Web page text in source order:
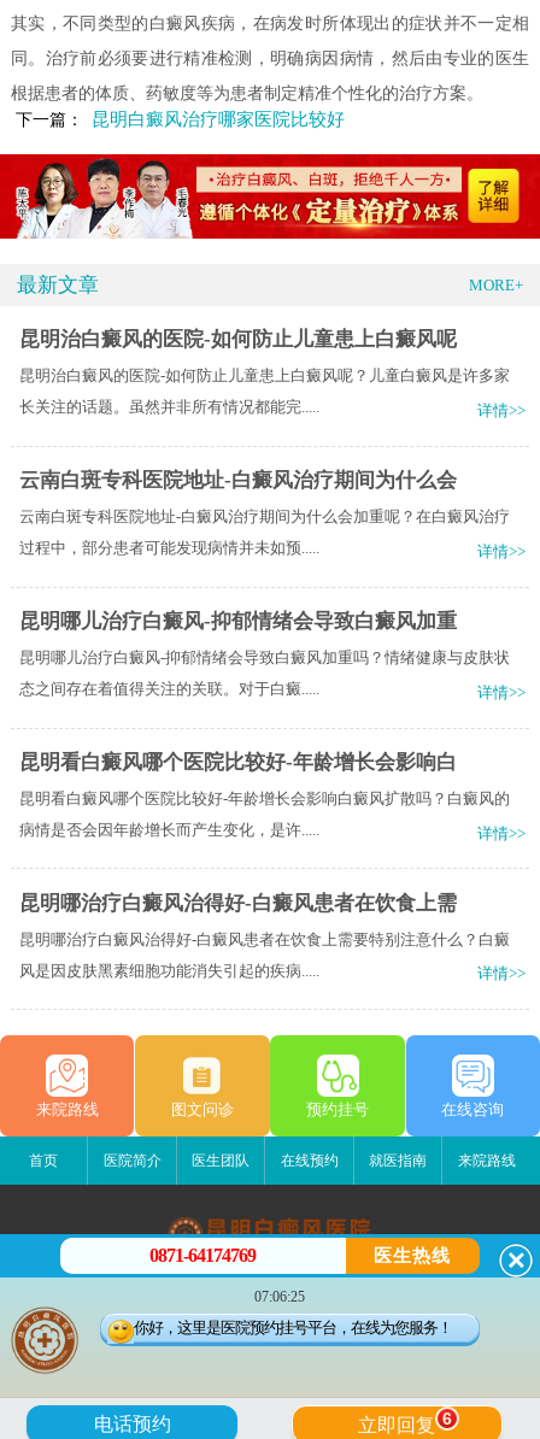
其实，不同类型的白癜风疾病，在病发时所体现出的症状并不一定相
同。治疗前必须要进行精准检测，明确病因病情，然后由专业的医生
根据患者的体质、药敏度等为患者制定精准个性化的治疗方案。
下一篇：
昆明白癜风治疗哪家医院比较好
最新文章 MORE+
昆明治白癜风的医院-如何防止儿童患上白癜风呢
昆明治白癜风的医院-如何防止儿童患上白癜风呢？儿童白癜风是许多家
长关注的话题。虽然并非所有情况都能完.....
详情>>
云南白斑专科医院地址-白癜风治疗期间为什么会
云南白斑专科医院地址-白癜风治疗期间为什么会加重呢？在白癜风治疗
过程中，部分患者可能发现病情并未如预.....
详情>>
昆明哪儿治疗白癜风-抑郁情绪会导致白癜风加重
昆明哪儿治疗白癜风-抑郁情绪会导致白癜风加重吗？情绪健康与皮肤状
态之间存在着值得关注的关联。对于白癜.....
详情>>
昆明看白癜风哪个医院比较好-年龄增长会影响白
昆明看白癜风哪个医院比较好-年龄增长会影响白癜风扩散吗？白癜风的
病情是否会因年龄增长而产生变化，是许.....
详情>>
昆明哪治疗白癜风治得好-白癜风患者在饮食上需
昆明哪治疗白癜风治得好-白癜风患者在饮食上需要特别注意什么？白癜
风是因皮肤黑素细胞功能消失引起的疾病.....
详情>>
来院路线 图文问诊 预约挂号 在线咨询
首页 医院简介 医生团队 在线预约 就医指南 来院路线
昆明白癜风医院
昆明市五华区护国路2号
版权所有：昆明白癜风医院
滇公安备 53010202000563号
0871-64174769 医生热线
07:06:25
你好，这里是医院预约挂号平台，在线为您服务！
电话预约 立即回复 6